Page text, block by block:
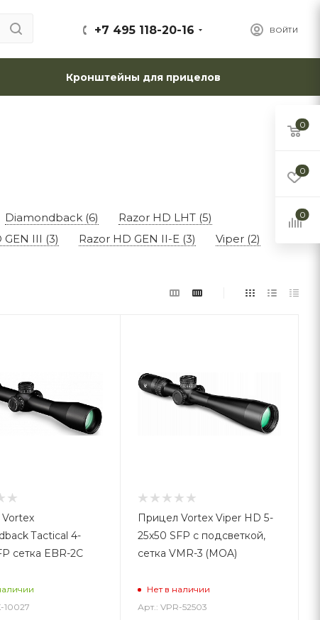
ВОЙТИ
+7 495 118-20-16
Кронштейны для прицелов
Diamondback (6)
Razor HD LHT (5)
III (3) Razor HD GEN II-E (3)
Viper (2)
Tactical 4-
сетка EBR-2C
10027
Прицел Vortex Viper HD 5-
25x50 SFP с подсветкой,
сетка VMR-3 (MOA)
Нет в наличии
Арт.: VPR-52503
0
0
0